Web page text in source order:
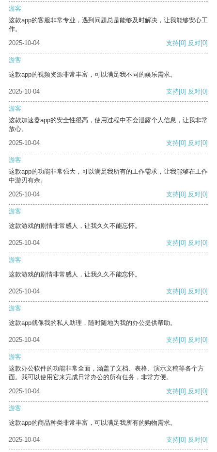
游客
这款app的客服非常专业，遇到问题总是能够及时解决，让我能够安心工
作。
2025-10-04
支持[0] 反对[0]
游客
这款app的视频资源非常丰富，可以满足我不同的娱乐需求。
2025-10-04 支持[0] 反对[0]
游客
这款加速器app的安全性很高，使用过程中不会泄露个人信息，让我非常
放心。
2025-10-04
支持[0] 反对[0]
游客
这款app的功能非常强大，可以满足我所有的工作需求，让我能够在工作
中游刃有余。
2025-10-04
支持[0] 反对[0]
游客
这款游戏的剧情非常感人，让我久久不能忘怀。
2025-10-04 支持[0] 反对[0]
游客
这款游戏的剧情非常感人，让我久久不能忘怀。
2025-10-04 支持[0] 反对[0]
游客
这款app就像我的私人助理，随时随地为我的办公提供帮助。
2025-10-04 支持[0] 反对[0]
游客
这款办公软件的功能非常全面，涵盖了文档、表格、演示文稿等各个方
面。我可以使用它来完成日常办公的所有任务，非常方便。
2025-10-04
支持[0] 反对[0]
游客
这款app的商品种类非常丰富，可以满足我所有的购物需求。
2025-10-04 支持[0] 反对[0]